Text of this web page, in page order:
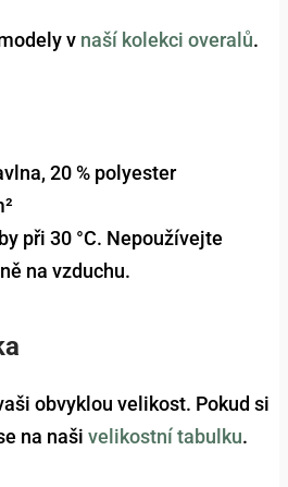
v naší kolekci overalů.
20 % polyester
při 30 °C. Nepoužívejte
na vzduchu.
obvyklou velikost. Pokud si
na naši velikostní tabulku.